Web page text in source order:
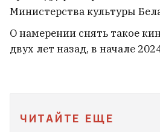
Министерства культуры
О намерении снять такое
двух лет назад, в начале
ЧИТАЙТЕ ЕЩЕ